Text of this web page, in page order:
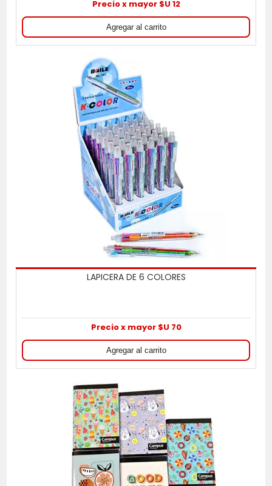
Precio x mayor $U 12
LAPICERA DE 6 COLORES
Precio x mayor $U 70